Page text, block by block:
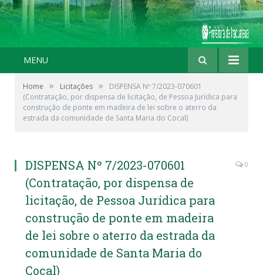
MENU
Home » Licitações »
DISPENSA Nº 7/2023-070601
(Contratação, por dispensa de licitação, de Pessoa Jurídica para
construção de ponte em madeira de lei sobre o aterro da
estrada da comunidade de Santa Maria do Cocal)
DISPENSA Nº 7/2023-070601
(Contratação, por dispensa de
licitação, de Pessoa Jurídica para
construção de ponte em madeira
de lei sobre o aterro da estrada da
comunidade de Santa Maria do
Cocal)
0